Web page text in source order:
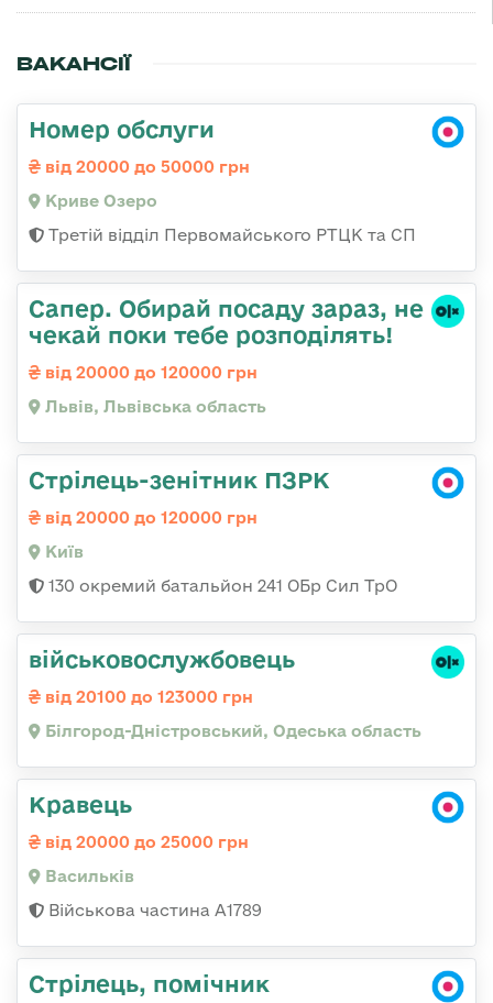
ВАКАНСІЇ
Номер обслуги
від 20000 до 50000 грн
Криве Озеро
Третій відділ Первомайського РТЦК та СП
Сапер. Обирай посаду зараз, не
чекай поки тебе розподілять!
від 20000 до 120000 грн
Львів, Львівська область
Стрілець-зенітник ПЗРК
від 20000 до 120000 грн
Київ
130 окремий батальйон 241 ОБр Сил ТрО
військовослужбовець
від 20100 до 123000 грн
Білгород-Дністровський, Одеська область
Кравець
від 20000 до 25000 грн
Васильків
Військова частина А1789
Стрілець, помічник